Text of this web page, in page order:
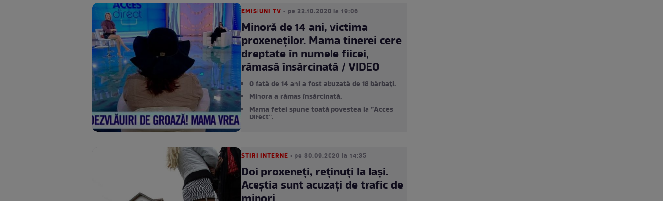
EMISIUNI TV • pe 22.10.2020 la 19:06
Minoră de 14 ani, victima
proxeneților. Mama tinerei cere
dreptate în numele fiicei,
rămasă însărcinată / VIDEO
O fată de 14 ani a fost abuzată de 18 bărbați.
Minora a rămas însărcinată.
Mama fetei spune toată povestea la ”Acces
Direct”.
STIRI INTERNE • pe 30.09.2020 la 14:35
Doi proxeneți, reținuți la Iași.
Aceștia sunt acuzați de trafic de